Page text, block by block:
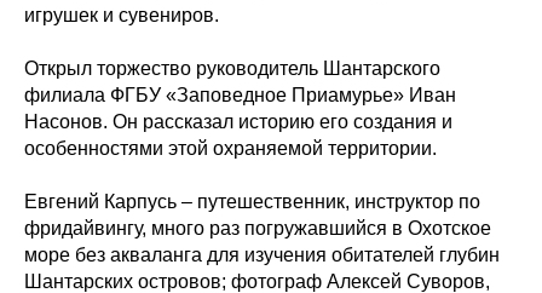
игрушек и сувениров.
Открыл торжество руководитель Шантарского
филиала ФГБУ «Заповедное Приамурье» Иван
Насонов. Он рассказал историю его создания и
особенностями этой охраняемой территории.
Евгений Карпусь – путешественник, инструктор по
фридайвингу, много раз погружавшийся в Охотское
море без акваланга для изучения обитателей глубин
Шантарских островов; фотограф Алексей Суворов,